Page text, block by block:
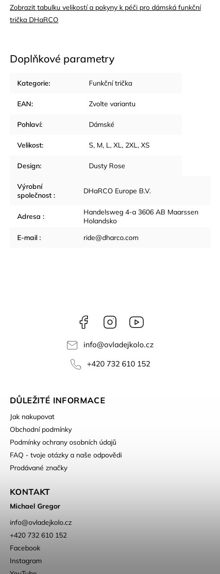
Zobrazit tabulku velikostí a pokyny k péči pro dámská funkční
trička DHaRCO
Doplňkové parametry
Kategorie: Funkční trička
EAN: Zvolte variantu
Pohlaví: Dámské
Velikost: S, M, L, XL, 2XL, XS
Design: Dusty Rose
Výrobní
společnost : DHaRCO Europe B.V.
Adresa :
Handelsweg 4-a 3606 AB Maarssen
Holandsko
E-mail : ride@dharco.com
Facebook Instagram
info@ovladejkolo.cz
+420 732 610 152
DŮLEŽITÉ INFORMACE
Jak nakupovat
Obchodní podmínky
Podmínky ochrany osobních údajů
FAQ - tvoje otázky a naše odpovědi
Prodávané značky
KONTAKT
Michael Gregor
info@ovladejkolo.cz
+420 732 610 152
Facebook
Instagram